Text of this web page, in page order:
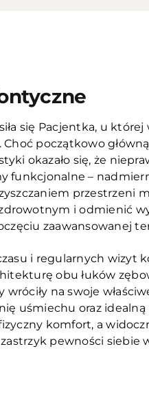
się Pacjentka, u której
początkowo
okazało się, że
funkcjonalne –
przestrzeni
i odmienić
zaawansowanej
i regularnych
obu łuków
wróciły na swoje
uśmiechu oraz
komfort, a
zastrzyk pewności